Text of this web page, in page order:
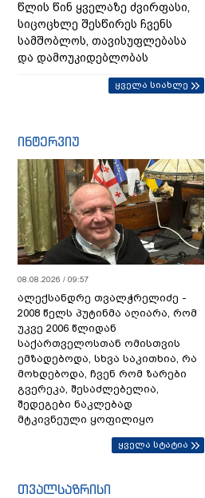
წლის წინ ყველაზე ძვირფასი,
სიცოცხლე შესწირეს ჩვენს
სამშობლოს, თავისუფლებასა
და დამოუკიდებლობას
ყველა სიახლე
ინტერვიუ
08.08.2026 / 09:57
ალექსანდრე თვალჭრელიძე -
2008 წელს პუტინმა აღიარა, რომ
უკვე 2006 წლიდან
საქართველოსთან ომისთვის
ემზადებოდა, სხვა საკითხია, რა
მოხდებოდა, ჩვენ რომ ზარები
გვერეკა, შესაძლებელია,
შედეგები ნაკლებად
მტკივნეული ყოფილიყო
ყველა სტატია
თვალსაზრისი